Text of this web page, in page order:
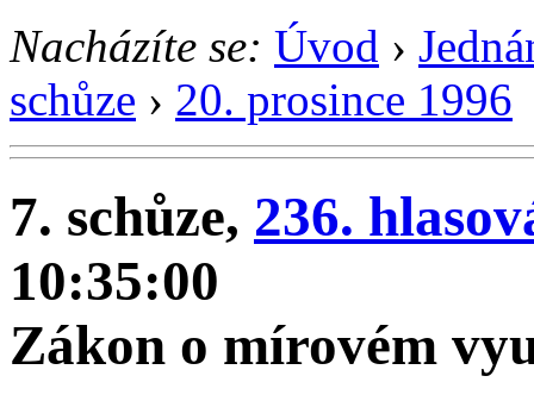
Nacházíte se: Úvod ›
schůze › 20. prosince 1996
7. schůze, 236.
10:35:00
Zákon o mírovém